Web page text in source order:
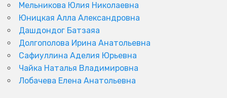
Мельникова Юлия Николаевна
Юницкая Алла Александровна
Дашдондог Батзаяа
Долгополова Ирина Анатольевна
Сафиуллина Аделия Юрьевна
Чайка Наталья Владимировна
Лобачева Елена Анатольевна